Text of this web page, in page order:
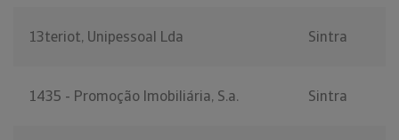
13teriot, Unipessoal Lda Sintra
1435 - Promoção Imobiliária, S.a. Sintra